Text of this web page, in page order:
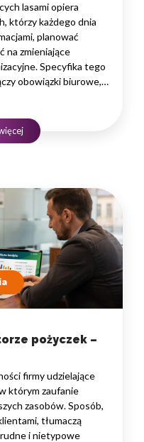
lasami opiera
którzy każdego dnia
planować
na zmieniające
Specyfika tego
obowiązki biurowe,
dobrze…
pożyczek –
firmy udzielające
którym zaufanie
zasobów. Sposób,
tłumaczą
i nietypowe